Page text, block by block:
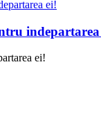
indepartarea
ei!